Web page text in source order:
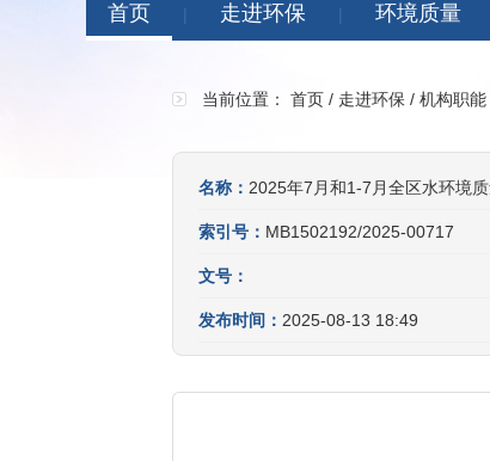
首页 | 走进环保 | 环境质量
当前位置： 首页 / 走进环保 / 机构职能
名称： 2025年7月和1-7月全区水环境
索引号： MB1502192/2025-00717
文号：
发布时间： 2025-08-13 18:49